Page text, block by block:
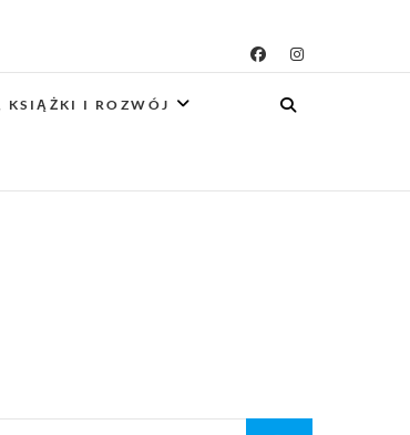
PROJEKTY DIY Z DZIECKIEM,
KSIĄŻKI I ROZWÓJ